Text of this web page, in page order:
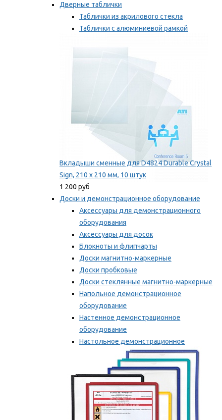
Дверные таблички
Таблички из акрилового стекла
Таблички с алюминиевой рамкой
Вкладыши сменные для D4824 Durable Crystal
Sign, 210 x 210 мм, 10 штук
1 200 руб
Доски и демонстрационное оборудование
Аксессуары для демонстрационного
оборудования
Аксессуары для досок
Блокноты и флипчарты
Доски магнитно-маркерные
Доски пробковые
Доски стеклянные магнитно-маркерные
Напольное демонстрационное
оборудование
Настенное демонстрационное
оборудование
Настольное демонстрационное
оборудование
Мы рекомендуем